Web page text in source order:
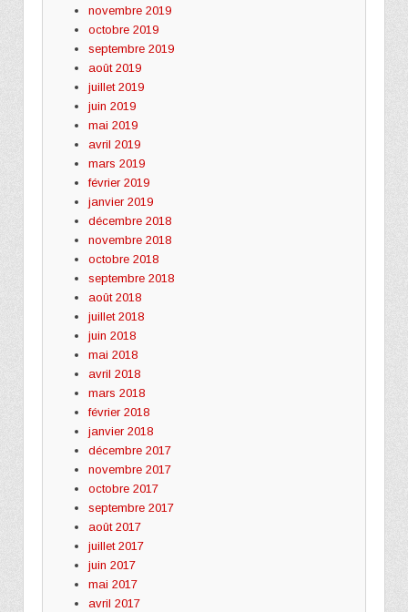
novembre 2019
octobre 2019
septembre 2019
août 2019
juillet 2019
juin 2019
mai 2019
avril 2019
mars 2019
février 2019
janvier 2019
décembre 2018
novembre 2018
octobre 2018
septembre 2018
août 2018
juillet 2018
juin 2018
mai 2018
avril 2018
mars 2018
février 2018
janvier 2018
décembre 2017
novembre 2017
octobre 2017
septembre 2017
août 2017
juillet 2017
juin 2017
mai 2017
avril 2017